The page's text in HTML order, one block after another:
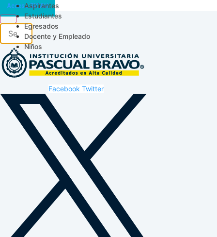
Aspirantes
Estudiantes
Egresados
Docente y Empleado
Niños
Acceso SICAU
Facebook Twitter